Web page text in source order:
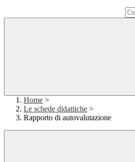
Home >
Le schede didattiche >
Rapporto di autovalutazione